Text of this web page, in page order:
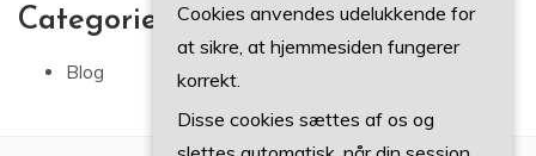
Categories
Blog
Cookies anvendes udelukkende for
at sikre, at hjemmesiden fungerer
korrekt.
Disse cookies sættes af os og